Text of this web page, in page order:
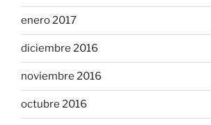
enero 2017
diciembre 2016
noviembre 2016
octubre 2016